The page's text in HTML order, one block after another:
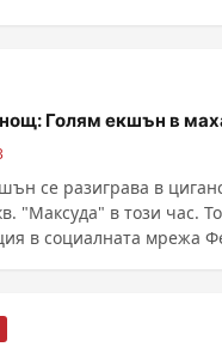
Голям екшън в
се разиграва в
"Максуда" в този час.
в социалната мрежа